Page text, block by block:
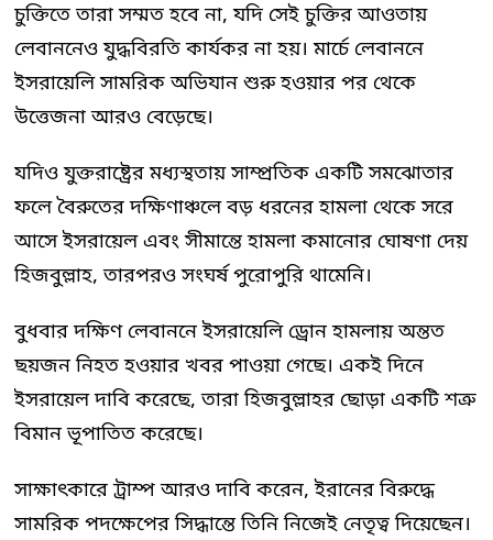
চুক্তিতে তারা সম্মত হবে না, যদি সেই চুক্তির আওতায়
লেবাননেও যুদ্ধবিরতি কার্যকর না হয়। মার্চে লেবাননে
ইসরায়েলি সামরিক অভিযান শুরু হওয়ার পর থেকে
উত্তেজনা আরও বেড়েছে।
যদিও যুক্তরাষ্ট্রের মধ্যস্থতায় সাম্প্রতিক একটি সমঝোতার
ফলে বৈরুতের দক্ষিণাঞ্চলে বড় ধরনের হামলা থেকে সরে
আসে ইসরায়েল এবং সীমান্তে হামলা কমানোর ঘোষণা দেয়
হিজবুল্লাহ, তারপরও সংঘর্ষ পুরোপুরি থামেনি।
বুধবার দক্ষিণ লেবাননে ইসরায়েলি ড্রোন হামলায় অন্তত
ছয়জন নিহত হওয়ার খবর পাওয়া গেছে। একই দিনে
ইসরায়েল দাবি করেছে, তারা হিজবুল্লাহর ছোড়া একটি শত্রু
বিমান ভূপাতিত করেছে।
সাক্ষাৎকারে ট্রাম্প আরও দাবি করেন, ইরানের বিরুদ্ধে
সামরিক পদক্ষেপের সিদ্ধান্তে তিনি নিজেই নেতৃত্ব দিয়েছেন।